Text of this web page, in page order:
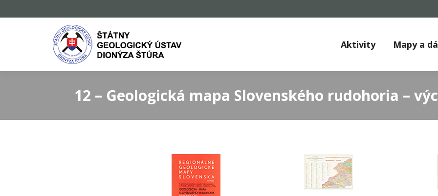
Aktivity Mapy a
12 – Geologická mapa Slovenského rudohoria –